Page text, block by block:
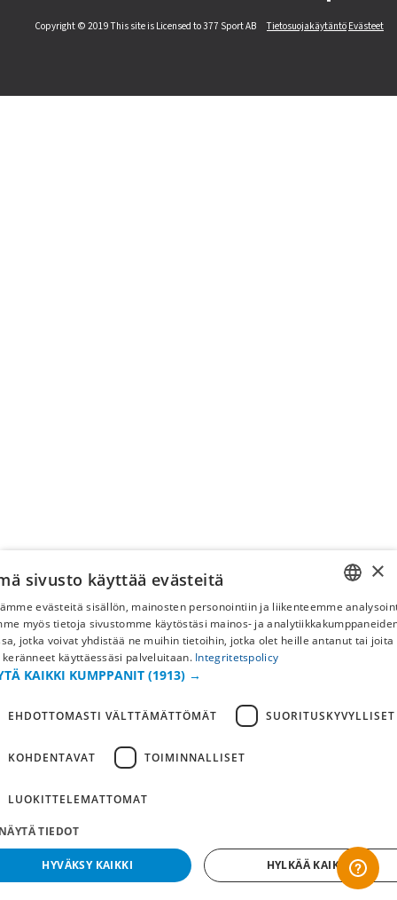
Copyright © 2019 This site is Licensed to 377 Sport AB Tietosuojakäytäntö Evästeet
FI
×
sivusto käyttää evästeitä
evästeitä sisällön, mainosten personointiin ja liikenteemme
myös tietoja sivustomme käytöstäsi mainos- ja
jotka voivat yhdistää ne muihin tietoihin, jotka olet heille antanut tai joita
keränneet käyttäessäsi palveluitaan. Integritetspolicy
KAIKKI KUMPPANIT (1913) →
EHDOTTOMASTI VÄLTTÄMÄTTÖMÄT SUORITUSKYVYLLISET
KOHDENTAVAT TOIMINNALLISET
LUOKITTELEMATTOMAT
TIEDOT
HYVÄKSY KAIKKI HYLKÄÄ KAIKKI